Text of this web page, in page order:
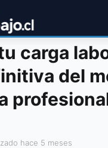
carga
del
hace 5 meses